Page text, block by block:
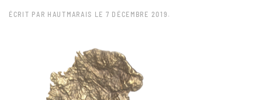
ÉCRIT PAR HAUTMARAIS LE 7 DÉCEMBRE 2019 .